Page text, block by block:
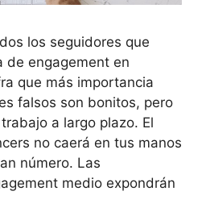
los seguidores que
de engagement en
que más importancia
falsos son bonitos, pero
a largo plazo. El
no caerá en tus manos
número. Las
medio expondrán